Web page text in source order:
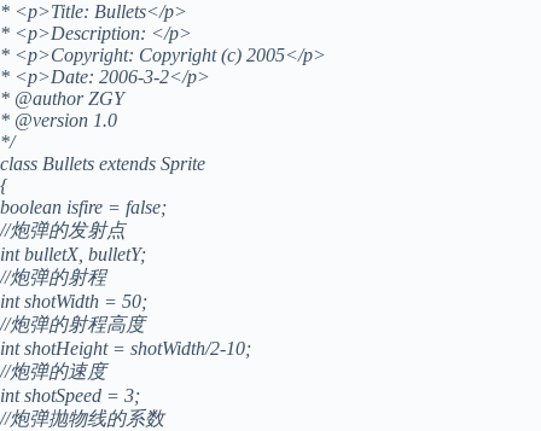
* <p>Title: Bullets</p>
* <p>Description: </p>
* <p>Copyright: Copyright (c) 2005</p>
* <p>Date: 2006-3-2</p>
* @author ZGY
* @version 1.0
*/
class Bullets extends Sprite
{
boolean isfire = false;
//炮弹的发射点
int bulletX, bulletY;
//炮弹的射程
int shotWidth = 50;
//炮弹的射程高度
int shotHeight = shotWidth/2-10;
//炮弹的速度
int shotSpeed = 3;
//炮弹抛物线的系数